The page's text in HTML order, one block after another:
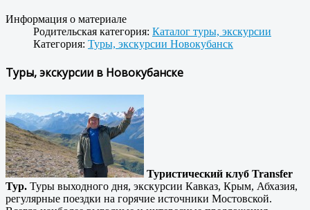
Информация о материале
Родительская категория: Каталог туры, экскурсии
Категория: Туры, экскурсии Новокубанск
Туры, экскурсии в Новокубанске
Туристический клуб Transfer
Тур. Туры выходного дня, экскурсии Кавказ, Крым, Абхазия,
регулярные поездки на горячие источники Мостовской.